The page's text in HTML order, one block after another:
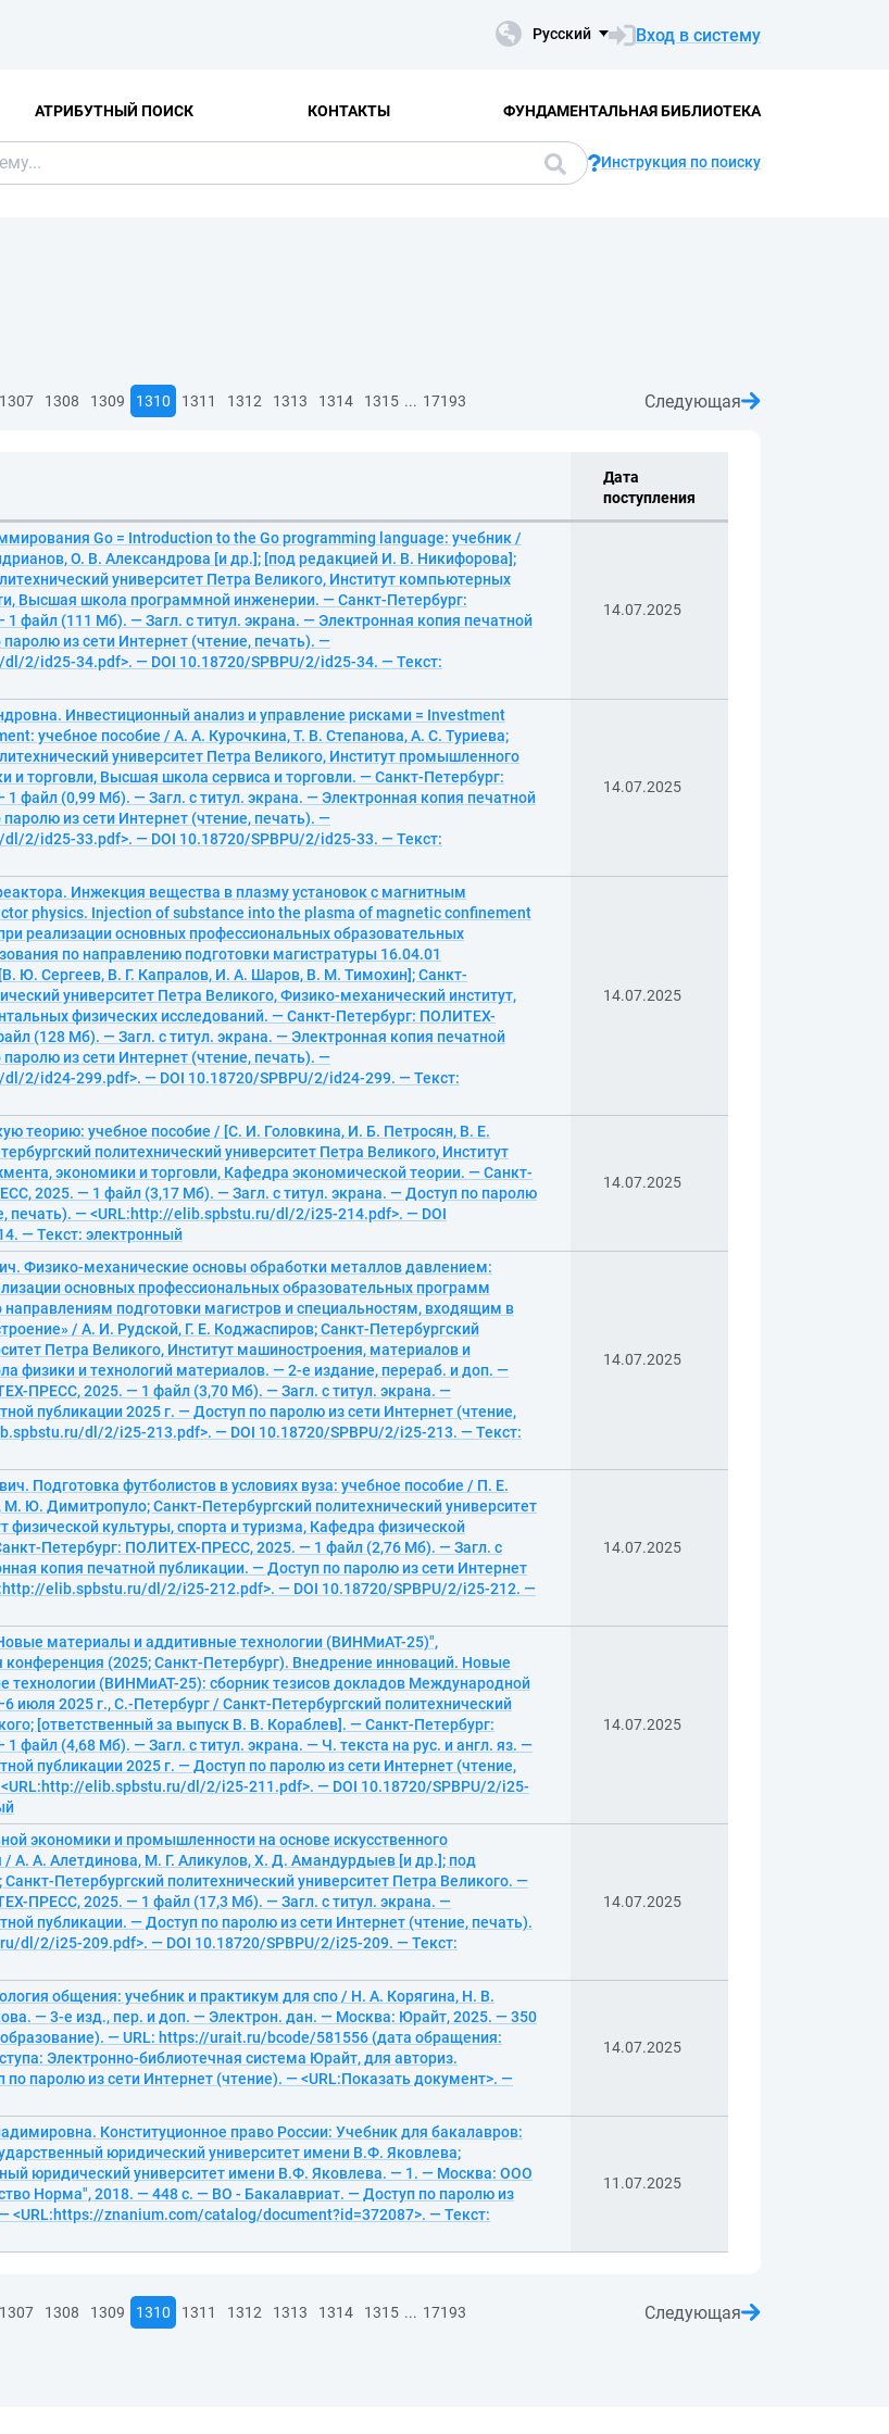
Русский Вход в систему
АТРИБУТНЫЙ ПОИСК КОНТАКТЫ ФУНДАМЕНТАЛЬНАЯ БИБЛИОТЕКА
Инструкция по поиску
1307 1308 1309 1310 1311 1312 1313 1314 1315 ... 17193 Следующая
Дата
поступления
Go = Introduction to the Go programming language: учебник /
О. В. Александрова [и др.]; [под редакцией И. В. Никифорова];
университет Петра Великого, Институт компьютерных
Высшая школа программной инженерии. — Санкт-Петербург:
файл (111 Мб). — Загл. с титул. экрана. — Электронная копия печатной
из сети Интернет (чтение, печать). —
2/id25-34.pdf>. — DOI 10.18720/SPBPU/2/id25-34. — Текст:
14.07.2025
Инвестиционный анализ и управление рисками = Investment
учебное пособие / А. А. Курочкина, Т. В. Степанова, А. С. Туриева;
университет Петра Великого, Институт промышленного
и торговли, Высшая школа сервиса и торговли. — Санкт-Петербург:
файл (0,99 Мб). — Загл. с титул. экрана. — Электронная копия печатной
из сети Интернет (чтение, печать). —
2/id25-33.pdf>. — DOI 10.18720/SPBPU/2/id25-33. — Текст:
14.07.2025
Инжекция вещества в плазму установок с магнитным
physics. Injection of substance into the plasma of magnetic confinement
реализации основных профессиональных образовательных
по направлению подготовки магистратуры 16.04.01
Ю. Сергеев, В. Г. Капралов, И. А. Шаров, В. М. Тимохин]; Санкт-
университет Петра Великого, Физико-механический институт,
физических исследований. — Санкт-Петербург: ПОЛИТЕХ-
(128 Мб). — Загл. с титул. экрана. — Электронная копия печатной
из сети Интернет (чтение, печать). —
2/id24-299.pdf>. — DOI 10.18720/SPBPU/2/id24-299. — Текст:
14.07.2025
теорию: учебное пособие / [С. И. Головкина, И. Б. Петросян, В. Е.
политехнический университет Петра Великого, Институт
экономики и торговли, Кафедра экономической теории. — Санкт-
2025. — 1 файл (3,17 Мб). — Загл. с титул. экрана. — Доступ по паролю
печать). — <URL:http://elib.spbstu.ru/dl/2/i25-214.pdf>. — DOI
— Текст: электронный
14.07.2025
Физико-механические основы обработки металлов давлением:
основных профессиональных образовательных программ
подготовки магистров и специальностям, входящим в
/ А. И. Рудской, Г. Е. Коджаспиров; Санкт-Петербургский
Петра Великого, Институт машиностроения, материалов и
физики и технологий материалов. — 2-е издание, перераб. и доп. —
ПРЕСС, 2025. — 1 файл (3,70 Мб). — Загл. с титул. экрана. —
публикации 2025 г. — Доступ по паролю из сети Интернет (чтение,
dl/2/i25-213.pdf>. — DOI 10.18720/SPBPU/2/i25-213. — Текст:
14.07.2025
Подготовка футболистов в условиях вуза: учебное пособие / П. Е.
Ю. Димитропуло; Санкт-Петербургский политехнический университет
физической культуры, спорта и туризма, Кафедра физической
Петербург: ПОЛИТЕХ-ПРЕСС, 2025. — 1 файл (2,76 Мб). — Загл. с
копия печатной публикации. — Доступ по паролю из сети Интернет
elib.spbstu.ru/dl/2/i25-212.pdf>. — DOI 10.18720/SPBPU/2/i25-212. —
14.07.2025
материалы и аддитивные технологии (ВИНМиАТ-25)",
(2025; Санкт-Петербург). Внедрение инноваций. Новые
технологии (ВИНМиАТ-25): сборник тезисов докладов Международной
июля 2025 г., С.-Петербург / Санкт-Петербургский политехнический
[ответственный за выпуск В. В. Кораблев]. — Санкт-Петербург:
файл (4,68 Мб). — Загл. с титул. экрана. — Ч. текста на рус. и англ. яз. —
публикации 2025 г. — Доступ по паролю из сети Интернет (чтение,
elib.spbstu.ru/dl/2/i25-211.pdf>. — DOI 10.18720/SPBPU/2/i25-
14.07.2025
экономики и промышленности на основе искусственного
/ А. А. Алетдинова, М. Г. Аликулов, Х. Д. Амандурдыев [и др.]; под
Петербургский политехнический университет Петра Великого. —
ПРЕСС, 2025. — 1 файл (17,3 Мб). — Загл. с титул. экрана. —
публикации. — Доступ по паролю из сети Интернет (чтение, печать).
dl/2/i25-209.pdf>. — DOI 10.18720/SPBPU/2/i25-209. — Текст:
14.07.2025
общения: учебник и практикум для спо / Н. А. Корягина, Н. В.
— 3-е изд., пер. и доп. — Электрон. дан. — Москва: Юрайт, 2025. — 350
— URL: https://urait.ru/bcode/581556 (дата обращения:
Электронно-библиотечная система Юрайт, для авториз.
по паролю из сети Интернет (чтение). — <URL:Показать документ>. —
14.07.2025
Конституционное право России: Учебник для бакалавров:
юридический университет имени В.Ф. Яковлева;
юридический университет имени В.Ф. Яковлева. — 1. — Москва: ООО
Норма", 2018. — 448 с. — ВО - Бакалавриат. — Доступ по паролю из
<URL:https://znanium.com/catalog/document?id=372087>. — Текст:
11.07.2025
1307 1308 1309 1310 1311 1312 1313 1314 1315 ... 17193 Следующая